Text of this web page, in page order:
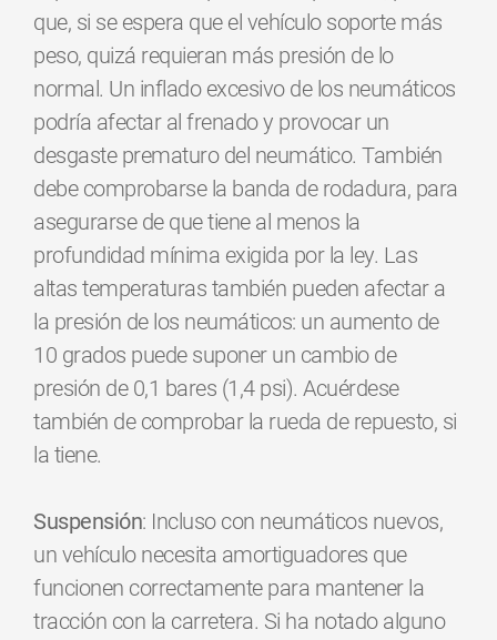
que, si se espera que el vehículo soporte más
peso, quizá requieran más presión de lo
normal. Un inflado excesivo de los neumáticos
podría afectar al frenado y provocar un
desgaste prematuro del neumático. También
debe comprobarse la banda de rodadura, para
asegurarse de que tiene al menos la
profundidad mínima exigida por la ley. Las
altas temperaturas también pueden afectar a
la presión de los neumáticos: un aumento de
10 grados puede suponer un cambio de
presión de 0,1 bares (1,4 psi). Acuérdese
también de comprobar la rueda de repuesto, si
la tiene.
Suspensión: Incluso con neumáticos nuevos,
un vehículo necesita amortiguadores que
funcionen correctamente para mantener la
tracción con la carretera. Si ha notado alguno